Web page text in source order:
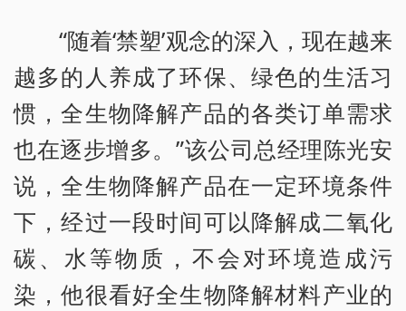
“随着‘禁塑’观念的深入，现在越来
越多的人养成了环保、绿色的生活习
惯，全生物降解产品的各类订单需求
也在逐步增多。”该公司总经理陈光安
说，全生物降解产品在一定环境条件
下，经过一段时间可以降解成二氧化
碳、水等物质，不会对环境造成污
染，他很看好全生物降解材料产业的